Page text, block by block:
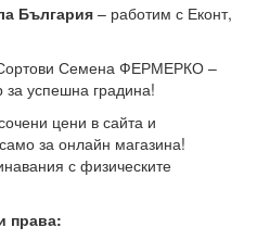
България – работим с Еконт,
Семена ФЕРМЕРКО –
успешна градина!
цени в сайта и
за онлайн магазина!
с физическите
права: